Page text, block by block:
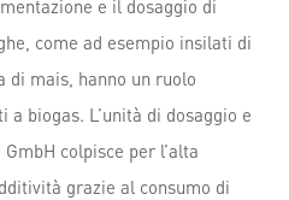
e il dosaggio di
come ad esempio insilati di
di mais, hanno un ruolo
biogas. L’unità di dosaggio e
colpisce per l’alta
grazie al consumo di